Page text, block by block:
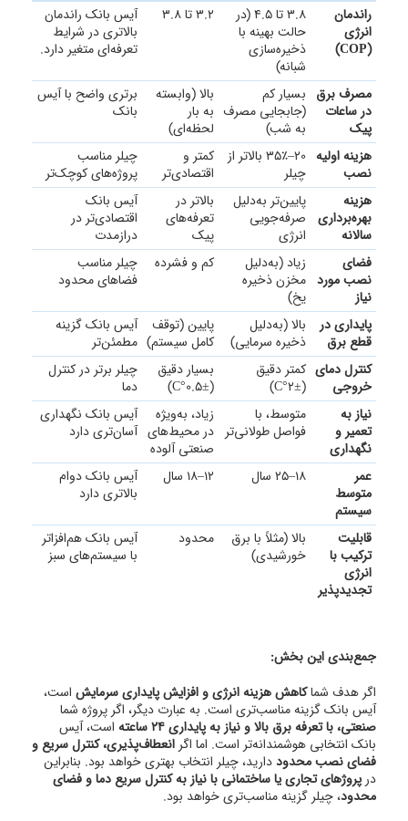
راندمان
انرژی
(COP)
3.8 تا 4.5 (در
حالت بهینه با
ذخیره‌سازی
شبانه)
3.2 تا 3.8
آیس بانک راندمان
بالاتری در شرایط
تعرفه‌ای متغیر دارد.
مصرف برق
در ساعات
پیک
بسیار کم
(جابجایی مصرف
به شب)
بالا (وابسته
به بار
لحظه‌ای)
برتری واضح با آیس
بانک
هزینه اولیه
نصب
20–35٪ بالاتر از
چیلر
کمتر و
اقتصادی‌تر
چیلر مناسب
پروژه‌های کوچک‌تر
هزینه
بهره‌برداری
سالانه
پایین‌تر به‌دلیل
صرفه‌جویی
انرژی
بالاتر در
تعرفه‌های
پیک
آیس بانک
اقتصادی‌تر در
درازمدت
فضای
نصب مورد
نیاز
زیاد (به‌دلیل
مخزن ذخیره
یخ)
کم و فشرده
چیلر مناسب
فضاهای محدود
پایداری در
قطع برق
بالا (به‌دلیل
ذخیره سرمایی)
پایین (توقف
کامل سیستم)
آیس بانک گزینه
مطمئن‌تر
کنترل دمای
خروجی
کمتر دقیق
(±2°C)
بسیار دقیق
(±0.5°C)
چیلر برتر در کنترل
دما
نیاز به
تعمیر و
نگهداری
متوسط، با
فواصل طولانی‌تر
زیاد، به‌ویژه
در محیط‌های
صنعتی آلوده
آیس بانک نگهداری
آسان‌تری دارد
عمر
متوسط
سیستم
18–25 سال 12–18 سال
آیس بانک دوام
بالاتری دارد
قابلیت
ترکیب با
انرژی
تجدیدپذیر
بالا (مثلاً با برق
خورشیدی)
محدود
آیس بانک هم‌افزاتر
با سیستم‌های سبز
جمع‌بندی این بخش:
اگر هدف شماکاهش هزینه انرژی و افزایش پایداری سرمایش است،
آیس بانک گزینه مناسب‌تری است. به عبارت دیگر، اگر پروژه شما
صنعتی، با تعرفه برق بالا و نیاز به پایداری ۲۴ ساعته
است، آیس
بانک انتخابی هوشمندانه‌تر است. اما اگر انعطاف‌پذیری، کنترل سریع و
فضای نصب محدوددارید، چیلر انتخاب بهتری خواهد بود. بنابراین
در پروژهای تجاری یا ساختمانی با نیاز به کنترل سریع دما و فضای
محدود، چیلر گزینه مناسب‌تری خواهد بود.